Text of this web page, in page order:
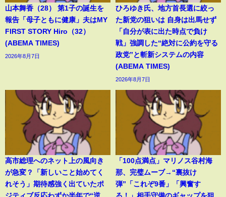
山本舞香（28） 第1子の誕生を
報告「母子ともに健康」夫はMY
FIRST STORY Hiro（32）
(ABEMA TIMES)
2026年8月7日
ひろゆき氏、地方首長選に絞っ
た新党の狙いは 自身は出馬せず
「自分が表に出た時点で負け
戦」強調した“絶対に公約を守る
政党”と斬新システムの内容
(ABEMA TIMES)
2026年8月7日
高市総理へのネット上の風向き
が急変？「新しいこと始めてく
れそう」期待感強く出ていたポ
ジティブ反応わずか半年で“逆
「100点満点」マリノス谷村海
那、完璧ムーブ→“裏抜け
弾”「これぞ9番」「興奮す
る！」相手守備のギャップを狙